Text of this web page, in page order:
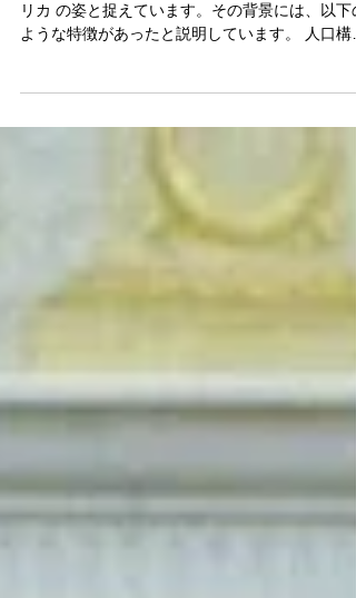
伊藤貫氏は、トランプのアメリカを 19世紀のア
当時のアメリカは 白人が9割 を占め、 少数民族